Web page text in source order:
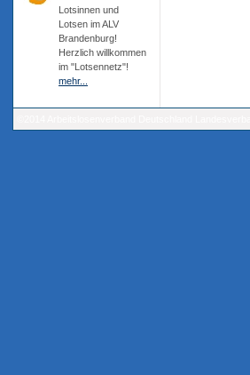
Lotsinnen und
Lotsen im ALV
Brandenburg!
Herzlich willkommen
im "Lotsennetz"!
mehr...